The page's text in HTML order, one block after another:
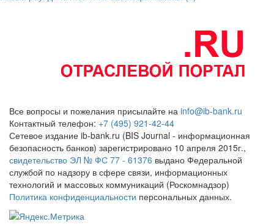
Все вопросы и пожелания присылайте на info@ib-bank.ru
Контактный телефон: +7 (495) 921-42-44
Сетевое издание ib-bank.ru (BIS Journal - информационная
безопасность банков) зарегистрировано 10 апреля 2015г.,
свидетельство ЭЛ № ФС 77 - 61376 выдано Федеральной
службой по надзору в сфере связи, информационных
технологий и массовых коммуникаций (Роскомнадзор)
Политика конфиденциальности персональных данных.